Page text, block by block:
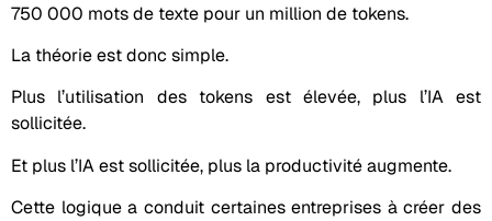
750 000 mots de texte pour un million de tokens.
La théorie est donc simple.
Plus l’utilisation des tokens est élevée, plus l’IA est
sollicitée.
Et plus l’IA est sollicitée, plus la productivité augmente.
Cette logique a conduit certaines entreprises à créer des